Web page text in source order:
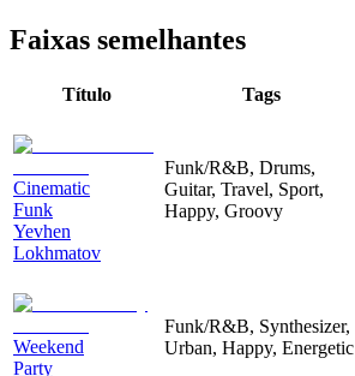
Faixas semelhantes
Título Tags
Cinematic
Funk
Yevhen
Lokhmatov
Funk/R&B, Drums,
Guitar, Travel, Sport,
Happy, Groovy
Weekend
Party
Funk/R&B, Synthesizer,
Urban, Happy, Energetic